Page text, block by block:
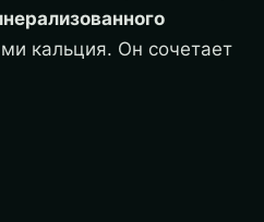
кальция. Он сочетает